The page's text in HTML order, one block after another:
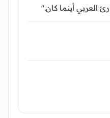
العربي أينما كان."